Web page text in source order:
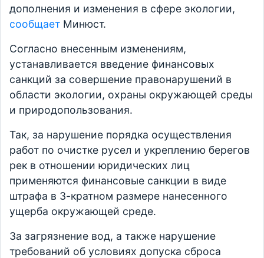
дополнения и изменения в сфере экологии,
сообщает Минюст.
Согласно внесенным изменениям,
устанавливается введение финансовых
санкций за совершение правонарушений в
области экологии, охраны окружающей среды
и природопользования.
Так, за нарушение порядка осуществления
работ по очистке русел и укреплению берегов
рек в отношении юридических лиц
применяются финансовые санкции в виде
штрафа в 3-кратном размере нанесенного
ущерба окружающей среде.
За загрязнение вод, а также нарушение
требований об условиях допуска сброса